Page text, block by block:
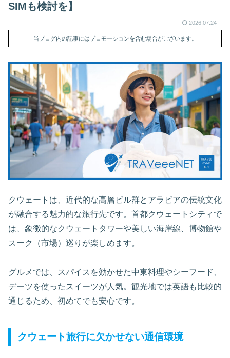
SIMも検討を】
2026.07.24
当ブログ内の記事にはプロモーションを含む場合がございます。
クウェートは、近代的な高層ビル群とアラビアの伝統文化
が融合する魅力的な旅行先です。首都クウェートシティで
は、象徴的なクウェートタワーや美しい海岸線、博物館や
スーク（市場）巡りが楽しめます。
グルメでは、スパイスを効かせた中東料理やシーフード、
デーツを使ったスイーツが人気。観光地では英語も比較的
通じるため、初めてでも安心です。
クウェート旅行に欠かせない通信環境